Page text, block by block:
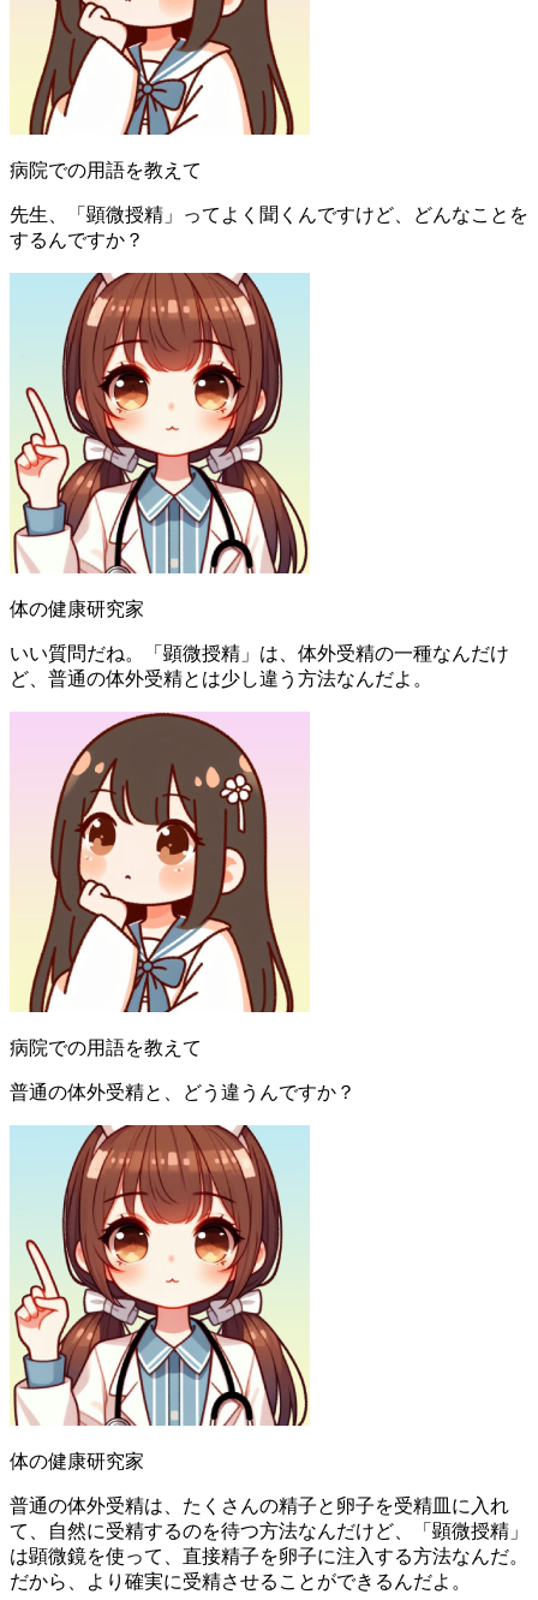
病院での用語を教えて
先生、「顕微授精」ってよく聞くんですけど、どんなことを
するんですか？
体の健康研究家
いい質問だね。「顕微授精」は、体外受精の一種なんだけ
ど、普通の体外受精とは少し違う方法なんだよ。
病院での用語を教えて
普通の体外受精と、どう違うんですか？
体の健康研究家
普通の体外受精は、たくさんの精子と卵子を受精皿に入れ
て、自然に受精するのを待つ方法なんだけど、「顕微授精」
は顕微鏡を使って、直接精子を卵子に注入する方法なんだ。
だから、より確実に受精させることができるんだよ。